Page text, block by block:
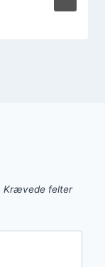
Krævede felter